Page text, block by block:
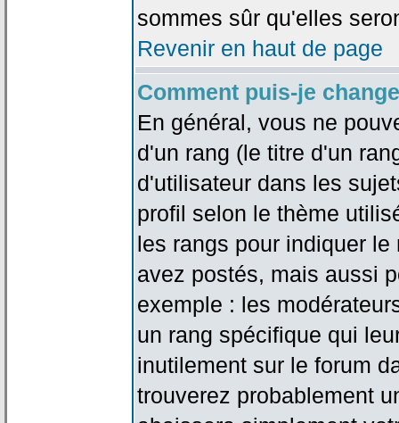
sommes sûr qu'elles
Revenir en haut de page
Comment puis-je
En général, vous ne
d'un rang (le titre d'un
d'utilisateur dans les
profil selon le thème
les rangs pour indiquer
avez postés, mais aussi
exemple : les
un rang spécifique qui
inutilement sur le forum
trouverez probablement